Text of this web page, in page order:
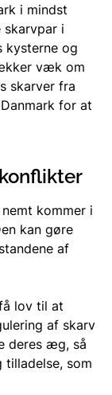
i mindst
skarvpar i
kysterne og
væk om
skarver fra
for at
kommer i
kan gøre
af
lov til at
af skarv
deres æg, så
som